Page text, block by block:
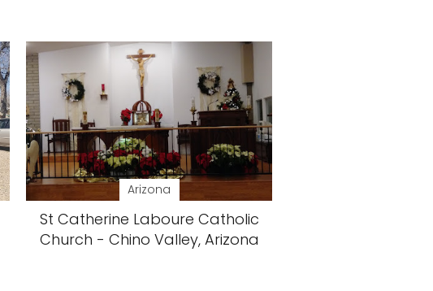
Arizona
St Catherine Laboure Catholic
Church - Chino Valley, Arizona